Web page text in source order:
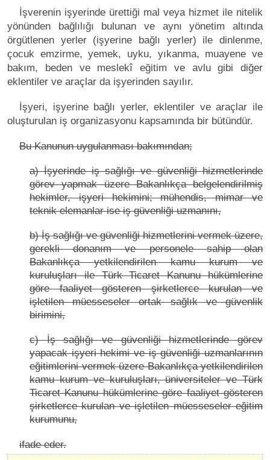
İşverenin işyerinde ürettiği mal veya hizmet ile nitelik
yönünden bağlılığı bulunan ve aynı yönetim altında
örgütlenen yerler (işyerine bağlı yerler) ile dinlenme,
çocuk emzirme, yemek, uyku, yıkanma, muayene ve
bakım, beden ve meslekî eğitim ve avlu gibi diğer
eklentiler ve araçlar da işyerinden sayılır.
İşyeri, işyerine bağlı yerler, eklentiler ve araçlar ile
oluşturulan iş organizasyonu kapsamında bir bütündür.
Bu Kanunun uygulanması bakımından;
a) İşyerinde iş sağlığı ve güvenliği hizmetlerinde
görev yapmak üzere Bakanlıkça belgelendirilmiş
hekimler, işyeri hekimini; mühendis, mimar ve
teknik elemanlar ise iş güvenliği uzmanını,
b) İş sağlığı ve güvenliği hizmetlerini vermek üzere,
gerekli donanım ve personele sahip olan
Bakanlıkça yetkilendirilen kamu kurum ve
kuruluşları ile Türk Ticaret Kanunu hükümlerine
göre faaliyet gösteren şirketlerce kurulan ve
işletilen müesseseler ortak sağlık ve güvenlik
birimini,
c) İş sağlığı ve güvenliği hizmetlerinde görev
yapacak işyeri hekimi ve iş güvenliği uzmanlarının
eğitimlerini vermek üzere Bakanlıkça yetkilendirilen
kamu kurum ve kuruluşları, üniversiteler ve Türk
Ticaret Kanunu hükümlerine göre faaliyet gösteren
şirketlerce kurulan ve işletilen müesseseler eğitim
kurumunu,
ifade eder.